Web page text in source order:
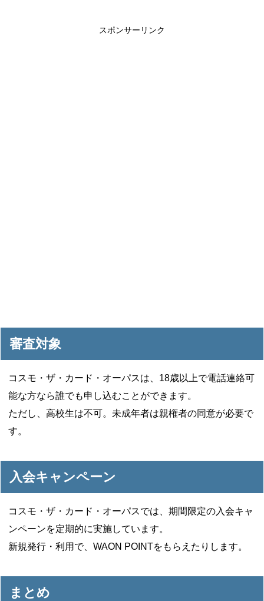
スポンサーリンク
審査対象
コスモ・ザ・カード・オーパスは、18歳以上で電話連絡可
能な方なら誰でも申し込むことができます。
ただし、高校生は不可。未成年者は親権者の同意が必要で
す。
入会キャンペーン
コスモ・ザ・カード・オーパスでは、期間限定の入会キャ
ンペーンを定期的に実施しています。
新規発行・利用で、WAON POINTをもらえたりします。
まとめ